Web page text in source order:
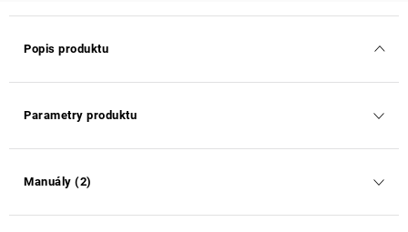
Popis produktu
Parametry produktu
Manuály (2)